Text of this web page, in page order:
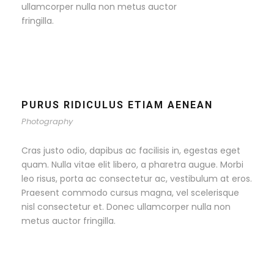
ullamcorper nulla non metus auctor
fringilla.
PURUS RIDICULUS ETIAM AENEAN
Photography
Cras justo odio, dapibus ac facilisis in, egestas eget
quam. Nulla vitae elit libero, a pharetra augue. Morbi
leo risus, porta ac consectetur ac, vestibulum at eros.
Praesent commodo cursus magna, vel scelerisque
nisl consectetur et. Donec ullamcorper nulla non
metus auctor fringilla.